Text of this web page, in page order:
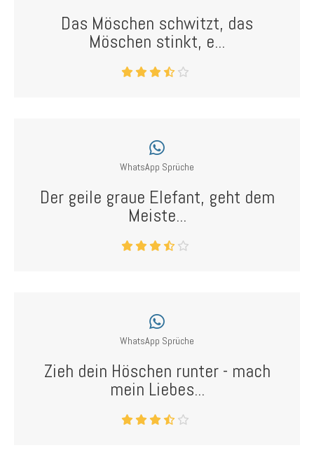
Das Möschen schwitzt, das
Möschen stinkt, e...
WhatsApp Sprüche
Der geile graue Elefant, geht dem
Meiste...
WhatsApp Sprüche
Zieh dein Höschen runter - mach
mein Liebes...